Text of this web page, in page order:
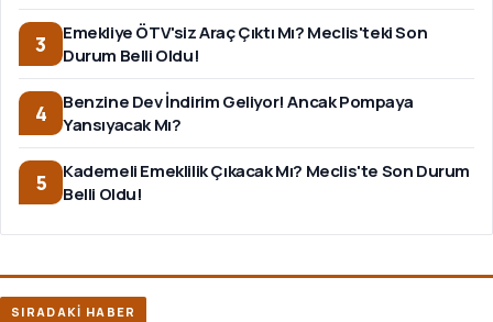
3
Emekliye ÖTV'siz Araç Çıktı Mı? Meclis'teki Son
Durum Belli Oldu!
4
Benzine Dev İndirim Geliyor! Ancak Pompaya
Yansıyacak Mı?
5
Kademeli Emeklilik Çıkacak Mı? Meclis'te Son Durum
Belli Oldu!
SIRADAKİ HABER